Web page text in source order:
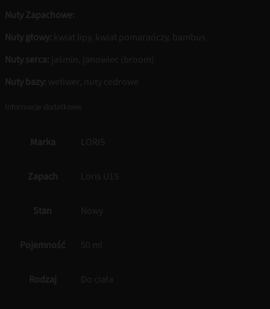
Nuty Zapachowe:
Nuty głowy: kwiat lipy, kwiat pomarańczy, bambus
Nuty serca: jaśmin, janowiec (broom)
Nuty bazy: wetiwer, nuty cedrowe
Informacje dodatkowe
Marka LORIS
Zapach Loris U15
Stan Nowy
Pojemność 50 ml
Rodzaj Do ciała